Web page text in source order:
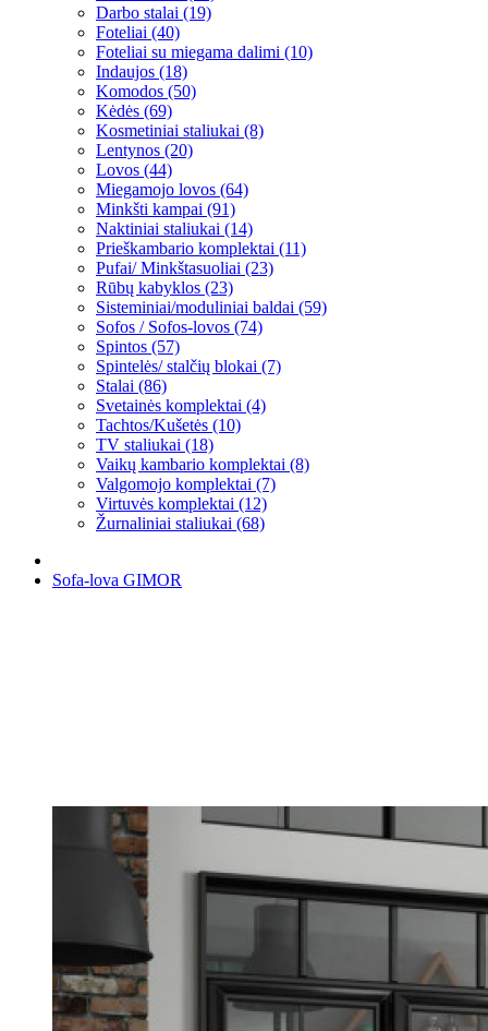
Darbo stalai (19)
Foteliai (40)
Foteliai su miegama dalimi (10)
Indaujos (18)
Komodos (50)
Kėdės (69)
Kosmetiniai staliukai (8)
Lentynos (20)
Lovos (44)
Miegamojo lovos (64)
Minkšti kampai (91)
Naktiniai staliukai (14)
Prieškambario komplektai (11)
Pufai/ Minkštasuoliai (23)
Rūbų kabyklos (23)
Sisteminiai/moduliniai baldai (59)
Sofos / Sofos-lovos (74)
Spintos (57)
Spintelės/ stalčių blokai (7)
Stalai (86)
Svetainės komplektai (4)
Tachtos/Kušetės (10)
TV staliukai (18)
Vaikų kambario komplektai (8)
Valgomojo komplektai (7)
Virtuvės komplektai (12)
Žurnaliniai staliukai (68)
Sofa-lova GIMOR